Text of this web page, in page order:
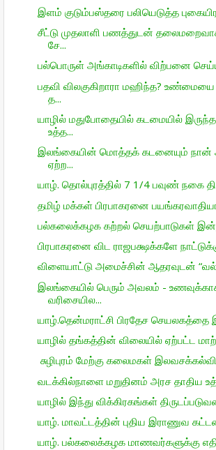
இளம் குடும்பஸ்தரை பலியெடுத்த
சீட்டு முதலாளி பணத்துடன்
சே...
பல்பொருள் அங்காடிகளில் விற்பனை
பதவி விலகுகிறாரா மஹிந்த?
த...
யாழில் மதுபோதையில் கடமையில்
உத்த...
இலங்கையின் மொத்தக் கடனையும் நான்
ஏற்ற...
யாழ். தொல்புரத்தில் 7 1/4 பவுண் நகை
தமிழ் மக்கள் பிரபாகரனை
பல்கலைக்கழக கற்றல் செயற்பாடுகள்
பிரபாகரனை விட ராஜபக்ஷக்களே
விளையாட்டு அமைச்சின் ஆதரவுடன்
இலங்கையில் பெரும் அவலம் -
வரிசையில...
யாழ்.தென்மராட்சி பிரதேச செயலகத்தை
யாழில் தங்கத்தின் விலையில் ஏற்பட்ட
சுழிபுரம் மேற்கு கலைமகள்
வடக்கில்நாளை மறுதினம் அரச தாதிய
யாழில் இந்து விக்கிரகங்கள்
யாழ். மாவட்டத்தின் புதிய இராணுவ
யாழ். பல்கலைக்கழக மாணவர்களுக்கு